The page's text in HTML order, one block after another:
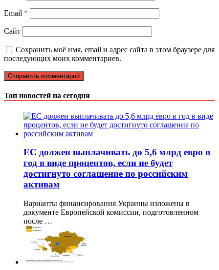
Email *
Сайт
Сохранить моё имя, email и адрес сайта в этом браузере для
последующих моих комментариев.
Топ новостей на сегодня
ЕС должен выплачивать до 5,6 млрд евро в
год в виде процентов, если не будет
достигнуто соглашение по российским
активам
Варианты финансирования Украины изложены в
документе Европейской комиссии, подготовленном
после …